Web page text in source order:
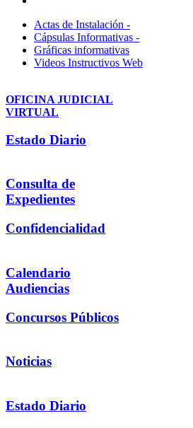
Actas de Instalación -
Cápsulas Informativas -
Gráficas informativas
Videos Instructivos Web
OFICINA JUDICIAL
VIRTUAL
Estado Diario
Consulta de
Expedientes
Confidencialidad
Calendario
Audiencias
Concursos Públicos
Noticias
Estado Diario